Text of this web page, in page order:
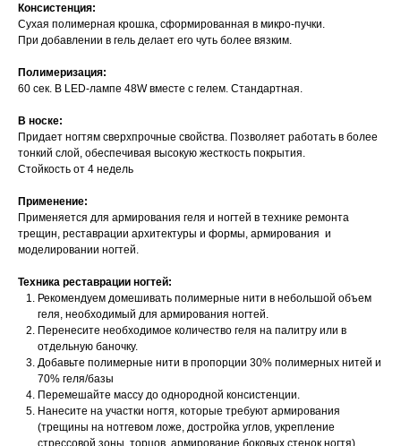
Консистенция:
Сухая полимерная крошка, сформированная в микро-пучки.
При добавлении в гель делает его чуть более вязким.
Полимеризация:
60 сек. В LED-лампе 48W вместе с гелем. Стандартная.
В носке:
Придает ногтям сверхпрочные свойства. Позволяет работать в более
тонкий слой, обеспечивая высокую жесткость покрытия.
Стойкость от 4 недель
Применение:
Применяется для армирования геля и ногтей в технике ремонта
трещин, реставрации архитектуры и формы, армирования и
моделировании ногтей.
Техника реставрации ногтей:
Рекомендуем домешивать полимерные нити в небольшой объем
геля, необходимый для армирования ногтей.
Перенесите необходимое количество геля на палитру или в
отдельную баночку.
Добавьте полимерные нити в пропорции 30% полимерных нитей и
70% геля/базы
Перемешайте массу до однородной консистенции.
Нанесите на участки ногтя, которые требуют армирования
(трещины на нотгевом ложе, достройка углов, укрепление